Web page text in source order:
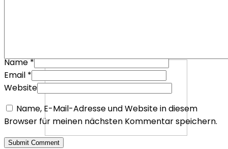
Name*
Email *
Website
Name, E-Mail-Adresse und Website in diesem
Browser für meinen nächsten Kommentar speichern.